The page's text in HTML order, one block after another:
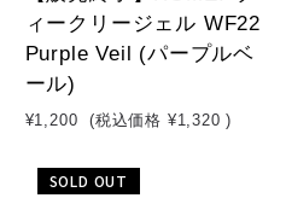
ィークリージェル WF22
Purple Veil (パープルベ
ール)
¥1,200 (税込価格 ¥1,320 )
SOLD OUT